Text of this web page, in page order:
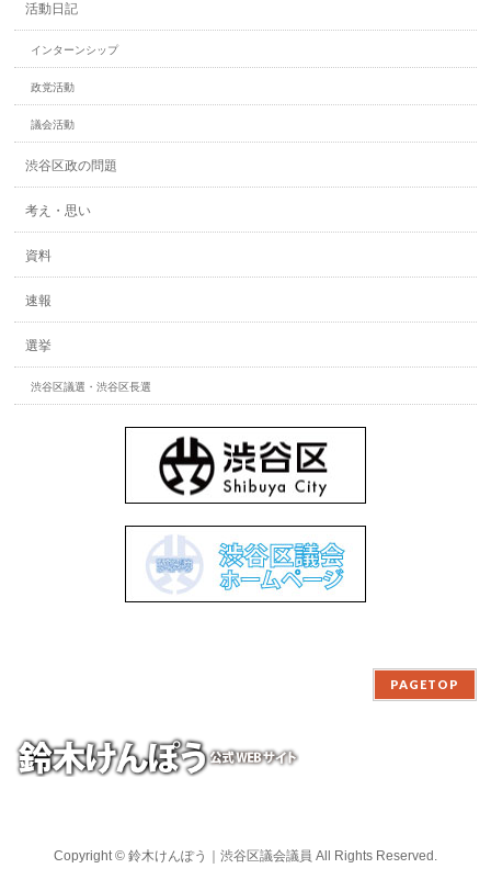
活動日記
インターンシップ
政党活動
議会活動
渋谷区政の問題
考え・思い
資料
速報
選挙
渋谷区議選・渋谷区長選
PAGETOP
Copyright © 鈴木けんぽう｜渋谷区議会議員 All Rights Reserved.